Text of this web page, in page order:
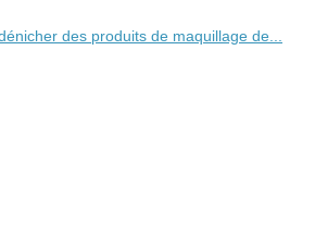
des produits de maquillage de...